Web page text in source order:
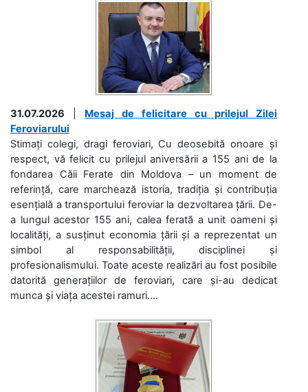
31.07.2026
Mesaj de felicitare cu prilejul Zilei
Feroviarului
Stimați colegi, dragi feroviari, Cu deosebită onoare și
respect, vă felicit cu prilejul aniversării a 155 ani de la
fondarea Căii Ferate din Moldova – un moment de
referință, care marchează istoria, tradiția și contribuția
esențială a transportului feroviar la dezvoltarea țării. De-
a lungul acestor 155 ani, calea ferată a unit oameni și
localități, a susținut economia țării și a reprezentat un
simbol al responsabilității, disciplinei și
profesionalismului. Toate aceste realizări au fost posibile
datorită generațiilor de feroviari, care și-au dedicat
munca și viața acestei ramuri....